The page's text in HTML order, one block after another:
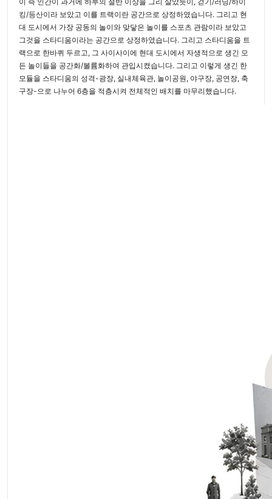
킹/등산이라 보았고 이를 트랙이란 공간으로 상정하였습니다. 그리고 현
대 도시에서 가장 공동의 놀이와 맞닿은 놀이를 스포츠 관람이라 보았고
그것을 스타디움이라는 공간으로 상정하였습니다. 그리고 스타디움을 트
랙으로 한바퀴 두르고, 그 사이사이에 현대 도시에서 자생적으로 생긴 모
든 놀이들을 공간화/볼륨화하여 관입시켰습니다. 그리고 이렇게 생긴 한
모듈을 스타디움의 성격-광장, 실내체육관, 놀이공원, 야구장, 공연장, 축
구장-으로 나누어 6층을 적층시켜 전체적인 배치를 마무리했습니다.